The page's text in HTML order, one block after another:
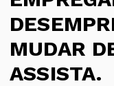
MUDAR
ASSISTA.